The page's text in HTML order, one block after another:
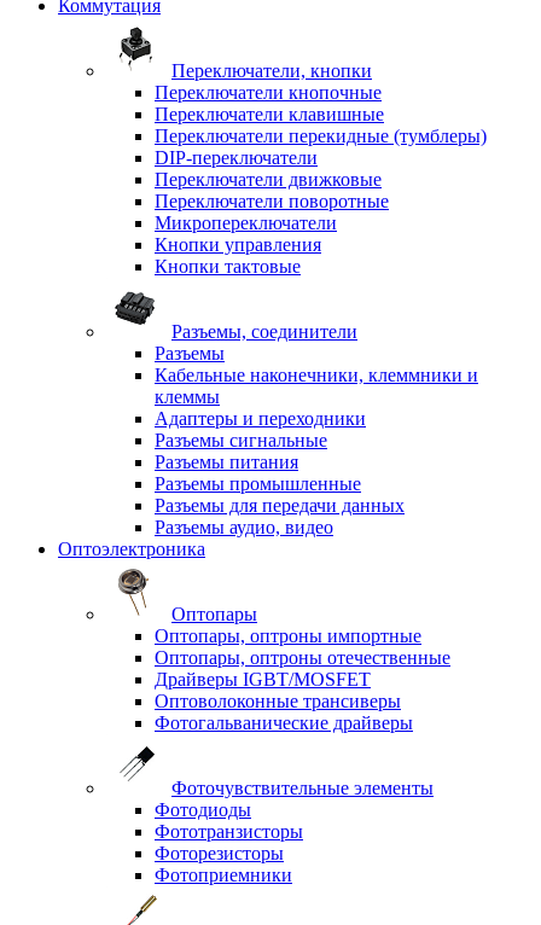
Коммутация
Переключатели, кнопки
Переключатели кнопочные
Переключатели клавишные
Переключатели перекидные (тумблеры)
DIP-переключатели
Переключатели движковые
Переключатели поворотные
Микропереключатели
Кнопки управления
Кнопки тактовые
Разъемы, соединители
Разъемы
Кабельные наконечники, клеммники и
клеммы
Адаптеры и переходники
Разъемы сигнальные
Разъемы питания
Разъемы промышленные
Разъемы для передачи данных
Разъемы аудио, видео
Оптоэлектроника
Оптопары
Оптопары, оптроны импортные
Оптопары, оптроны отечественные
Драйверы IGBT/MOSFET
Оптоволоконные трансиверы
Фотогальванические драйверы
Фоточувствительные элементы
Фотодиоды
Фототранзисторы
Фоторезисторы
Фотоприемники